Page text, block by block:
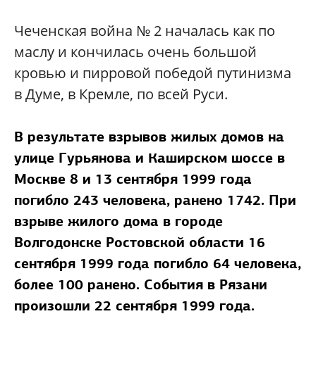
Чеченская война № 2 началась как по
маслу и кончилась очень большой
кровью и пирровой победой путинизма
в Думе, в Кремле, по всей Руси.
В результате взрывов жилых домов на
улице Гурьянова и Каширском шоссе в
Москве 8 и 13 сентября 1999 года
погибло 243 человека, ранено 1742. При
взрыве жилого дома в городе
Волгодонске Ростовской области 16
сентября 1999 года погибло 64 человека,
более 100 ранено. События в Рязани
произошли 22 сентября 1999 года.